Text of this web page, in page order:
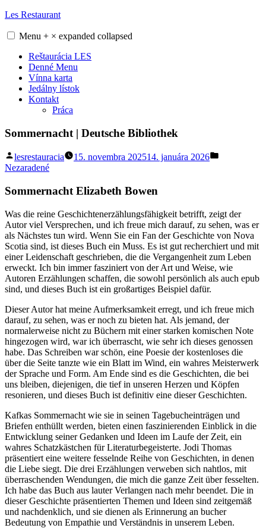
Skip
content
Les Restaurant
Menu + × expanded collapsed
Reštaurácia LES
Denné Menu
Vínna karta
Jedálny lístok
Kontakt
Práca
Sommernacht | Deutsche Bibliothek
Posted
by
lesrestauracia 15. novembra 202514. januára 2026
Nezaradené
Sommernacht Elizabeth Bowen
Was die reine Geschichtenerzählungsfähigkeit betrifft, zeigt der
Autor viel Versprechen, und ich freue mich darauf, zu sehen, was er
als Nächstes tun wird. Wenn Sie ein Fan der Geschichte von Nova
Scotia sind, ist dieses Buch ein Muss. Es ist gut recherchiert und mit
einer Leidenschaft geschrieben, die die Vergangenheit zum Leben
erweckt. Ich bin immer fasziniert von der Art und Weise, wie
Autoren Erzählungen schaffen, die sowohl persönlich als auch epub
sind, und dieses Buch ist ein großartiges Beispiel dafür.
Dieser Autor hat meine Aufmerksamkeit erregt, und ich freue mich
darauf, zu sehen, was er noch zu bieten hat. Als jemand, der
normalerweise nicht zu Büchern mit einer starken komischen Note
hingezogen wird, war ich überrascht, wie sehr ich dieses genossen
habe. Das Schreiben war schön, eine Poesie der kostenloses die
über die Seite tanzte wie ein Blatt im Wind, ein wahres Meisterwerk
der Sprache und Form. Am Ende sind es die Geschichten, die bei
uns bleiben, diejenigen, die tief in unseren Herzen und Köpfen
resonieren, und dieses Buch ist definitiv eine dieser Geschichten.
Kafkas Sommernacht wie sie in seinen Tagebucheinträgen und
Briefen enthüllt werden, bieten einen faszinierenden Einblick in die
Entwicklung seiner Gedanken und Ideen im Laufe der Zeit, ein
wahres Schatzkästchen für Literaturbegeisterte. Jodi Thomas
präsentiert eine weitere fesselnde Reihe von Geschichten, in denen
die Liebe siegt. Die drei Erzählungen verweben sich nahtlos, mit
überraschenden Wendungen, die mich die ganze Zeit über fesselten.
Ich habe das Buch aus lauter Verlangen nach mehr beendet. Die in
dieser Geschichte präsentierten Themen und Ideen sind zeitgemäß
und nachdenklich, und sie dienen als Erinnerung an bucher
Bedeutung von Empathie und Verständnis in unserem Leben.